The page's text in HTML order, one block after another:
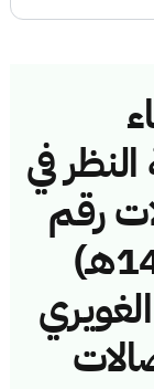
في
رقم
(42744184/ق/1443هـ)